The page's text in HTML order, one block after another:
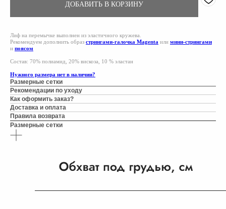
ДОБАВИТЬ В КОРЗИНУ
Лиф на перемычке выполнен из эластичного кружева.
Рекомендуем дополнить образ стрингами-галочка Magenta или мини-стрингами
и поясом
Состав: 70% полиамид, 20% вискоза, 10 % эластан
Нужного размера нет в наличии?
Размерные сетки
Рекомендации по уходу
Как оформить заказ?
Доставка и оплата
Правила возврата
Размерные сетки